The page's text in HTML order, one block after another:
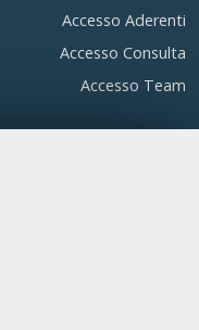
Accesso Aderenti
Accesso Consulta
Accesso Team